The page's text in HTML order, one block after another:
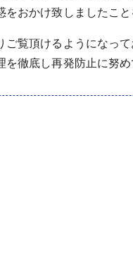
おかけ致しましたこと
覧頂けるようになって
徹底し再発防止に努